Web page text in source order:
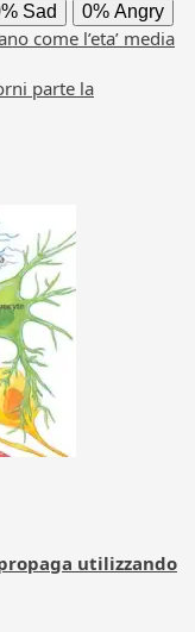
Sad 0% Angry
come l’eta’ media
parte la
utilizzando